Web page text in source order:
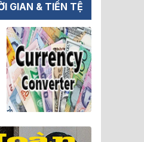
GIAN & TIỀN TỆ